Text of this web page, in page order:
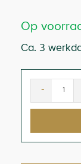
Op
Ca. 3
-